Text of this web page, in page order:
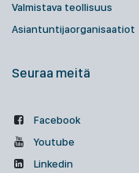
Valmistava teollisuus
Asiantuntijaorganisaatiot
Seuraa meitä
Facebook
Youtube
Linkedin